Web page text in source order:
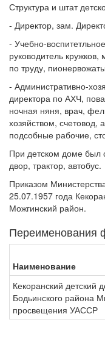
Структура и штат
- Директор, зам.
- Учебно-
руководитель кружков,
по труду,
- Административно-
директора по АХЧ,
ночная няня, врач,
хозяйством, счетовод,
подсобные рабочие,
При детском доме был
двор, трактор, автобус.
Приказом
25.07.1957 года
Можгинский район.
Переименования
Наименование
Кекоранский детский
Бодьинского района
просвещения УАССР